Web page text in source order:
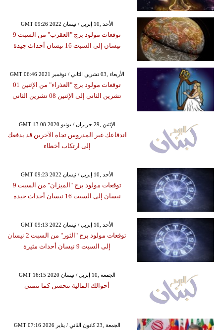
GMT 09:26 2022 الأحد ,10 إبريل / نيسان
توقعات مولود برج "العقرب" من السبت 9
نيسان إلى السبت 16 نيسان أحداث جيدة
GMT 06:46 2021 الأربعاء ,03 تشرين الثاني / نوفمبر
توقعات مولود برج "العذراء" من الإثنين 01
تشرين الثاني إلى الإثنين 08 تشرين الثاني
GMT 13:08 2020 الإثنين ,29 حزيران / يونيو
اندفاعك غير المدروس تجاه الآخرين قد يدفعك
إلى ارتكاب أخطاء
GMT 09:23 2022 الأحد ,10 إبريل / نيسان
توقعات مولود برج "الميزان" من السبت 9
نيسان إلى السبت 16 نيسان أحداث جيدة
GMT 09:13 2022 الأحد ,10 إبريل / نيسان
توقعات مولود برج "الثور" من السبت 2 نيسان
إلى السبت 9 نيسان أحداث مثيرة
GMT 16:15 2020 الجمعة ,10 إبريل / نيسان
أحوالك المالية تتحسن كما تتمنى
GMT 07:16 2026 الجمعة ,23 كانون الثاني / يناير